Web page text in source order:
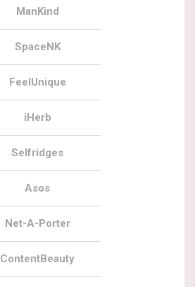
ManKind
SpaceNK
FeelUnique
iHerb
Selfridges
Asos
Net-A-Porter
ContentBeauty